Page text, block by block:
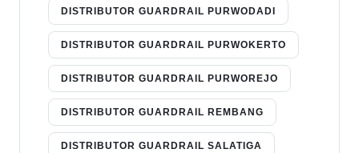
DISTRIBUTOR GUARDRAIL PURWODADI
DISTRIBUTOR GUARDRAIL PURWOKERTO
DISTRIBUTOR GUARDRAIL PURWOREJO
DISTRIBUTOR GUARDRAIL REMBANG
DISTRIBUTOR GUARDRAIL SALATIGA